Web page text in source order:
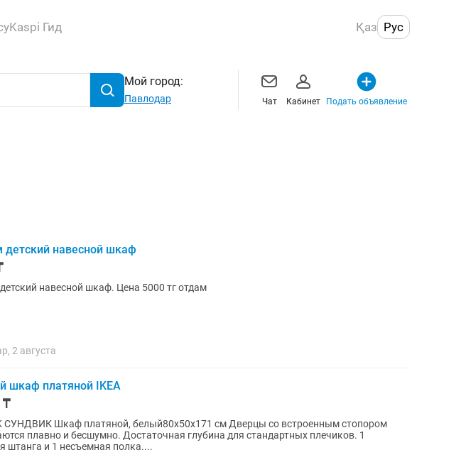
Kaspi Гид Қаз Рус
Мой город:
Павлодар Чат Кабинет Подать объявление
детский навесной шкаф
навесной шкаф. Цена 5000 тг отдам
2 августа
шкаф платяной IKEA
₸
Шкаф платяной, белый80x50x171 см Дверцы со встроенным стопором
плавно и бесшумно. Достаточная глубина для стандартных плечиков. 1
штанга и 1 несъемная полка....